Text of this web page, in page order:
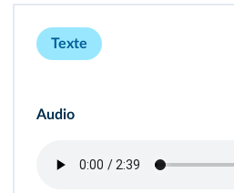
Texte
Audio